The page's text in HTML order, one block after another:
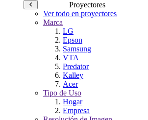
Proyectores
Ver todo en proyectores
Marca
LG
Epson
Samsung
VTA
Predator
Kalley
Acer
Tipo de Uso
Hogar
Empresa